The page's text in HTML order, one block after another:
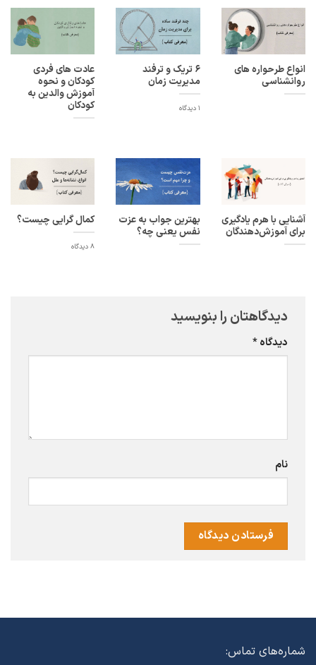
انواع طرحواره های
روانشناسی
6 تریک و ترفند
مدیریت زمان
1 دیدگاه
عادت های فردی
کودکان و نحوه
آموزش والدین به
کودکان
آشنایی با هرم یادگیری
برای آموزش‌دهندگان
بهترین جواب به عزت
نفس یعنی چه؟
کمال گرایی چیست؟
8 دیدگاه
دیدگاهتان را بنویسید
دیدگاه*
نام
شماره‌های تماس: